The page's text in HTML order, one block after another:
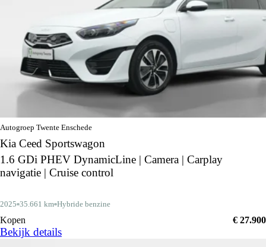
Autogroep Twente Enschede
Kia Ceed Sportswagon
1.6 GDi PHEV DynamicLine | Camera | Carplay
navigatie | Cruise control
2025 35.661 km Hybride benzine
Kopen € 27.900
Bekijk details